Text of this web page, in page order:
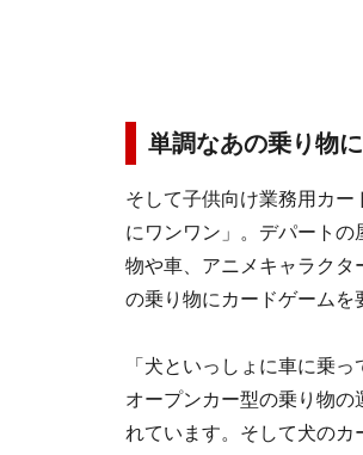
単調なあの乗り物
そして子供向け業務用カー
にワンワン」。デパート
物や車、アニメキャラクタ
の乗り物にカードゲームを
「犬といっしょに車に乗
オープンカー型の乗り物の
れています。そして犬の